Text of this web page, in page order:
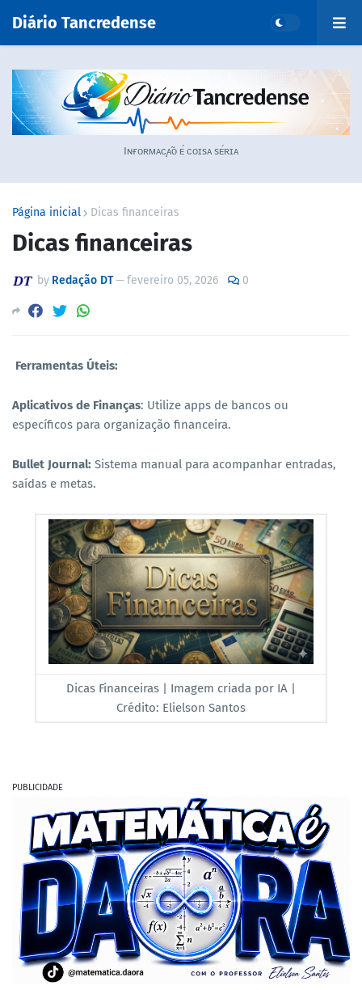
Diário Tancredense
Iɴғᴏʀᴍᴀᴄ̧ᴀ̃ᴏ ᴇ́ ᴄᴏɪsᴀ sᴇ́ʀɪᴀ
Página inicial Dicas financeiras
Dicas financeiras
by Redação DT—fevereiro 05, 2026 0
Ferramentas Úteis:
Aplicativos de Finanças: Utilize apps de bancos ou
específicos para organização financeira.
Bullet Journal: Sistema manual para acompanhar entradas,
saídas e metas.
Dicas Financeiras | Imagem criada por IA |
Crédito: Elielson Santos
PUBLICIDADE